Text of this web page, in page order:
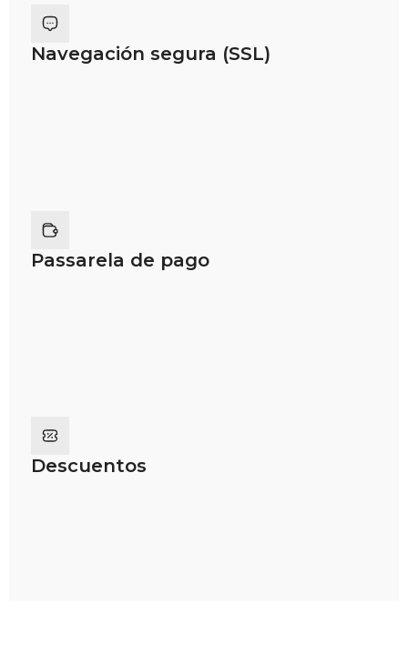
Navegación segura (SSL)
Passarela de pago
Descuentos